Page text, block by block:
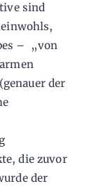
sind
– „von
der
die zuvor
der